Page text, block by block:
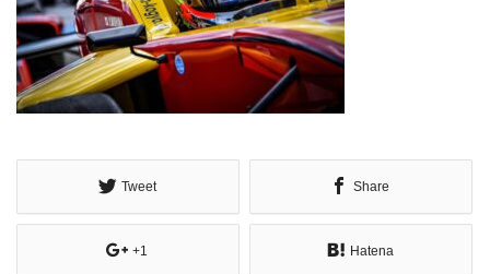
Tweet Share
+1 Hatena